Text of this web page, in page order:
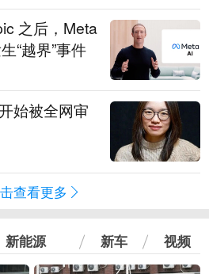
之后，Meta
“越界”事件
始被全网审
查看更多
新能源 新车 视频